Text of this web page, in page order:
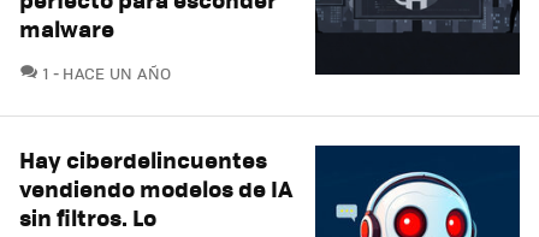
malware
1 COMENTARIOS
HACE UN AÑO
Hay ciberdelincuentes
vendiendo modelos de IA
sin filtros. Lo